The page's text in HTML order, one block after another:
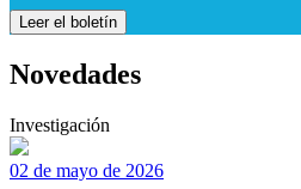
Leer el boletín
Novedades
Investigación
02 de mayo de 2026